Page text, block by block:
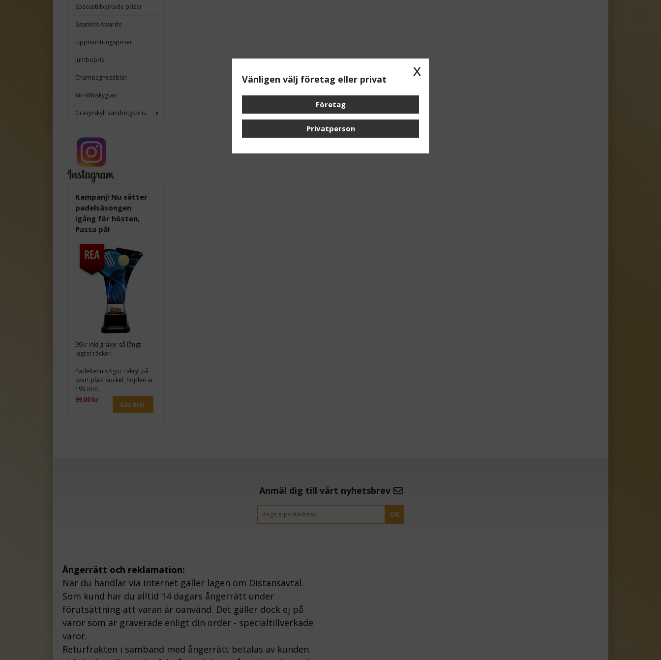
Specialtillverkade priser
Swatkins Awards
Uppmuntringspriser
Jumbopris
Champagnesablar
Vin-Whiskyglas
Gravyrskylt vandringspris
Kampanj! Nu sätter
padelsäsongen
igång för hösten,
Passa på!
99kr inkl gravyr så långt
lagret räcker.
Padeltennis figur i akryl på
svart plast sockel, höjden är
195 mm.
99,00 kr
Läs mer
Anmäl dig till vårt nyhetsbrev
OK
Ångerrätt och reklamation:
När du handlar via internet gäller lagen om Distansavtal.
Som kund har du alltid 14 dagars ångerrätt under
förutsättning att varan är oanvänd. Det gäller dock ej på
varor som är graverade enligt din order - specialtillverkade
varor.
Returfrakten i samband med ångerrätt betalas av kunden.
x
Vänligen välj företag eller privat
Företag
Privatperson